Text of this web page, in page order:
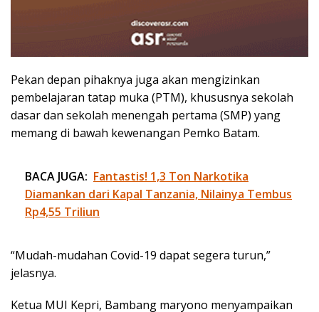
Pekan depan pihaknya juga akan mengizinkan
pembelajaran tatap muka (PTM), khususnya sekolah
dasar dan sekolah menengah pertama (SMP) yang
memang di bawah kewenangan Pemko Batam.
BACA JUGA: Fantastis! 1,3 Ton Narkotika
Diamankan dari Kapal Tanzania, Nilainya Tembus
Rp4,55 Triliun
“Mudah-mudahan Covid-19 dapat segera turun,”
jelasnya.
Ketua MUI Kepri, Bambang maryono menyampaikan